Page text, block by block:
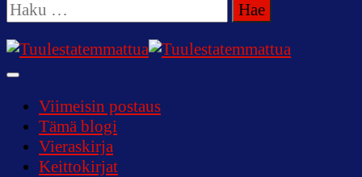
Haku:
Tuulestatemmattua
Viimeisin postaus
Tämä blogi
Vieraskirja
Keittokirjat